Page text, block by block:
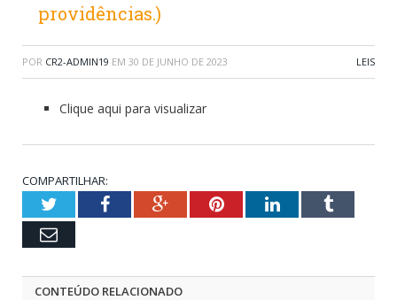
providências.)
POR CR2-ADMIN19 EM 30 DE JUNHO DE 2023 LEIS
Clique aqui para visualizar
COMPARTILHAR:
TwitterFacebookGoogle+PinterestLinkedInTumblr
Email
CONTEÚDO RELACIONADO